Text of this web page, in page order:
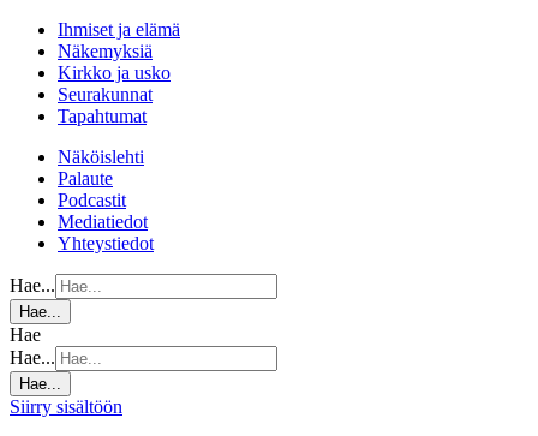
Ihmiset ja elämä
Näkemyksiä
Kirkko ja usko
Seurakunnat
Tapahtumat
Näköislehti
Palaute
Podcastit
Mediatiedot
Yhteystiedot
Hae...
Hae...
Hae
Hae...
Hae...
Siirry sisältöön